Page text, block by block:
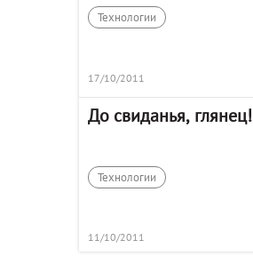
Технологии
17/10/2011
До свиданья, глянец!
Технологии
11/10/2011